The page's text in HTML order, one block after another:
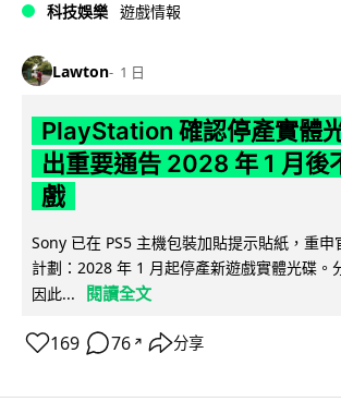
科技娛樂 遊戲情報
Lawton 1 日
PlayStation 確認停產實體
出重要通告 2028 年 1 月後
戲
Sony 已在 PS5 主機包裝加貼提示貼紙，重
計劃：2028 年 1 月起停產新遊戲實體光碟。
因此...
閱讀全文
169 76 ↗ 分享